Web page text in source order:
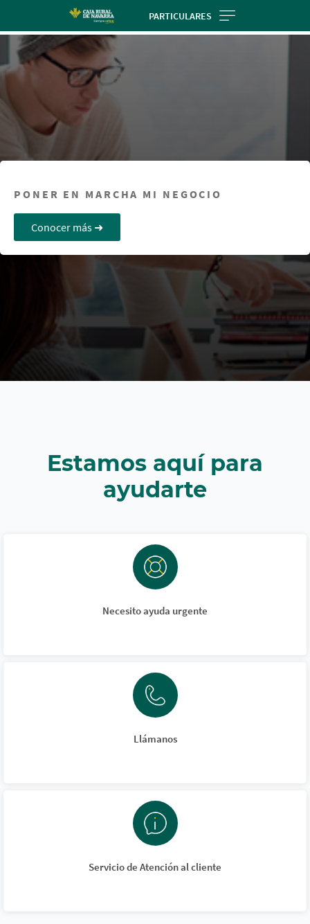
PARTICULARES
PONER EN MARCHA MI NEGOCIO
Conocer más ➜
Estamos aquí para
ayudarte
Necesito ayuda urgente
Llámanos
Servicio de Atención al cliente